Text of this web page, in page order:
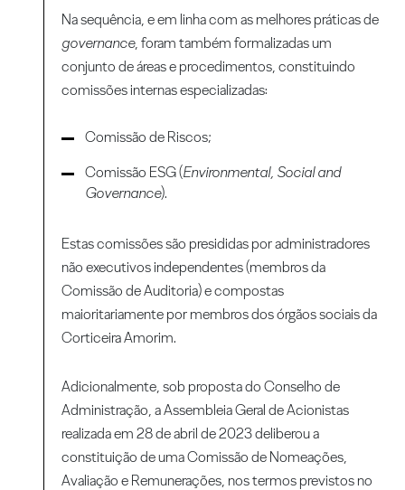
Na sequência, e em linha com as melhores práticas de
governance, foram também formalizadas um
conjunto de áreas e procedimentos, constituindo
comissões internas especializadas:
Comissão de Riscos;
Comissão ESG (Environmental, Social and
Governance).
Estas comissões são presididas por administradores
não executivos independentes (membros da
Comissão de Auditoria) e compostas
maioritariamente por membros dos órgãos sociais da
Corticeira Amorim.
Adicionalmente, sob proposta do Conselho de
Administração, a Assembleia Geral de Acionistas
realizada em 28 de abril de 2023 deliberou a
constituição de uma Comissão de Nomeações,
Avaliação e Remunerações, nos termos previstos no